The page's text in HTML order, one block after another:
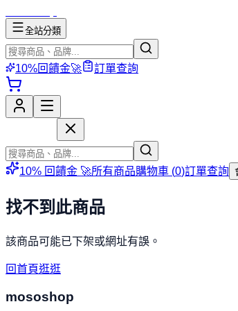
全站分類
10%回饋金🚀 訂單查詢
10% 回饋金 🚀所有商品購物車 (0)訂單查詢
找不到此商品
該商品可能已下架或網址有誤。
回首頁逛逛
mososhop